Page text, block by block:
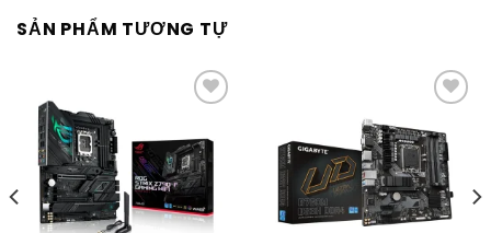
SẢN PHẨM TƯƠNG TỰ
Thêm
vào
yêu
thích
Thêm
vào
yêu
thích